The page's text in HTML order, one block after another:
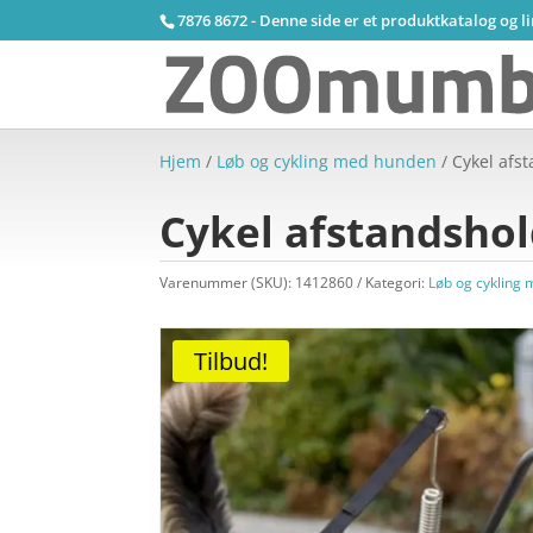
7876 8672 - Denne side er et produktkatalog
Hjem / Løb og cykling med hunden / Cykel
Cykel
Varenummer (SKU): 1412860 Kategori: Løb og cykling
Tilbud!